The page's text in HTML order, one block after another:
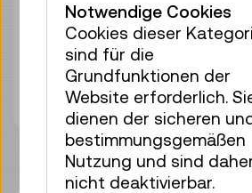
Dauer:45min
Gruppengröße:25
Erwachsene€ 5,50
Unter 19 Jahren€ 5,50
Notwendige Cookies
Cookies dieser
sind für die
Grundfunktionen der
Website erforderlich.
dienen der sicheren
bestimmungsgemäßen
Nutzung und sind
nicht deaktivierbar.